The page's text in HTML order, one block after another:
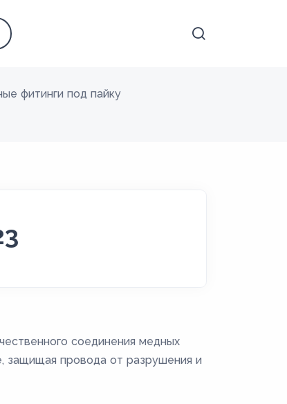
фитинги под пайку
соединения медных
защищая провода от разрушения и